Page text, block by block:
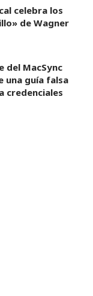
celebra los
de Wagner
del MacSync
una guía falsa
credenciales